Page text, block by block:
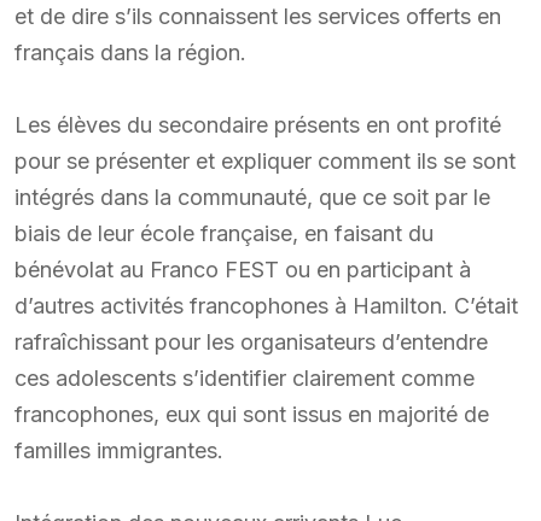
et de dire s’ils connaissent les services offerts en
français dans la région.
Les élèves du secondaire présents en ont profité
pour se présenter et expliquer comment ils se sont
intégrés dans la communauté, que ce soit par le
biais de leur école française, en faisant du
bénévolat au Franco FEST ou en participant à
d’autres activités francophones à Hamilton. C’était
rafraîchissant pour les organisateurs d’entendre
ces adolescents s’identifier clairement comme
francophones, eux qui sont issus en majorité de
familles immigrantes.